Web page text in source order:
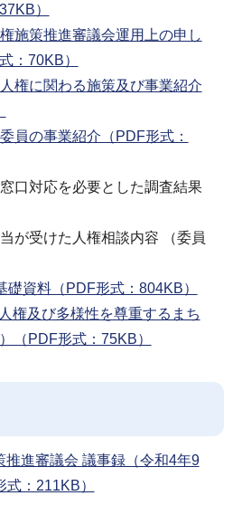
）
施策推進審議会運用上の申し
：70KB）
権に関わる施策及び事業紹介
員の事業紹介（PDF形式：
口対応を必要とした調査結果
が受けた人権相談内容 （委員
礎資料（PDF形式：804KB）
権及び多様性を尊重するまち
（PDF形式：75KB）
推進審議会 議事録（令和4年9
：211KB）